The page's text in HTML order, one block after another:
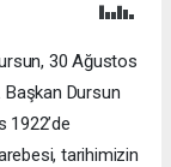
30 Ağustos
Başkan Dursun
1922’de
tarihimizin